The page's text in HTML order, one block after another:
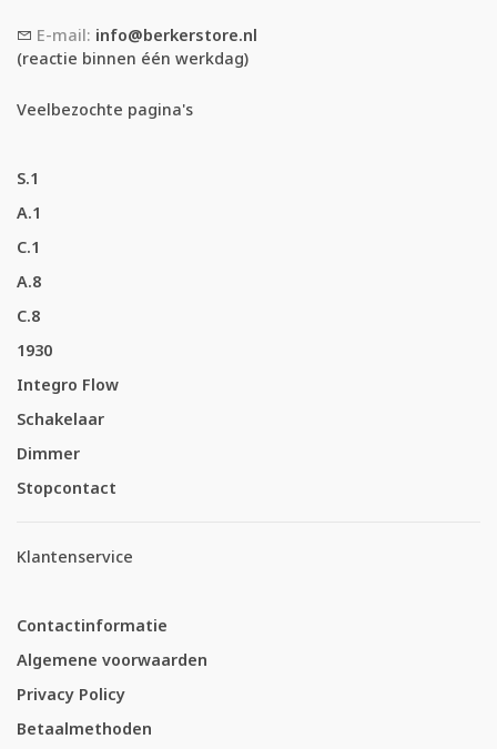
E-mail: info@berkerstore.nl
(reactie binnen één werkdag)
Veelbezochte pagina's
S.1
A.1
C.1
A.8
C.8
1930
Integro Flow
Schakelaar
Dimmer
Stopcontact
Klantenservice
Contactinformatie
Algemene voorwaarden
Privacy Policy
Betaalmethoden